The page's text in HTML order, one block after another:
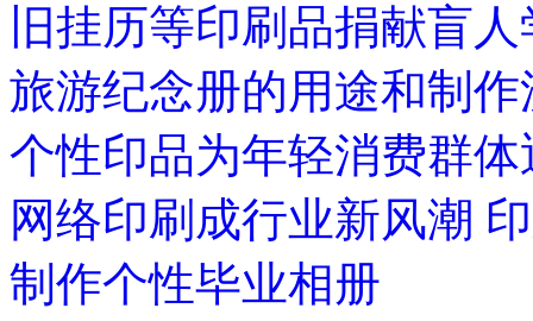
旧挂历等印刷品捐献盲
旅游纪念册的用途和制作
个性印品为年轻消费群
网络印刷成行业新风潮
制作个性毕业相册